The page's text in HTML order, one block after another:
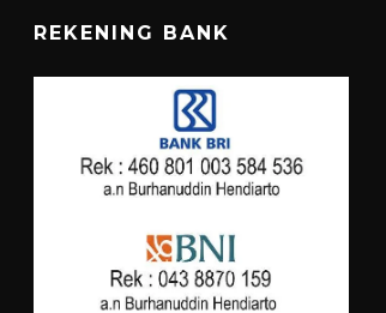
REKENING BANK